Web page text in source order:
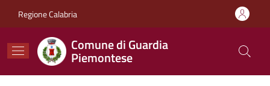
Regione Calabria
Comune di Guardia
Piemontese